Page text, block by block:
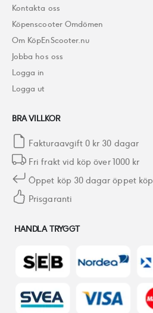
Kontakta oss
Köpenscooter Omdömen
Om KöpEnScooter.nu
Jobba hos oss
Logga in
Logga ut
BRA VILLKOR
Fakturaavgift 0 kr 30 dagar
Fri frakt vid köp över 1000 kr
Öppet köp 30 dagar öppet köp
Prisgaranti
HANDLA TRYGGT